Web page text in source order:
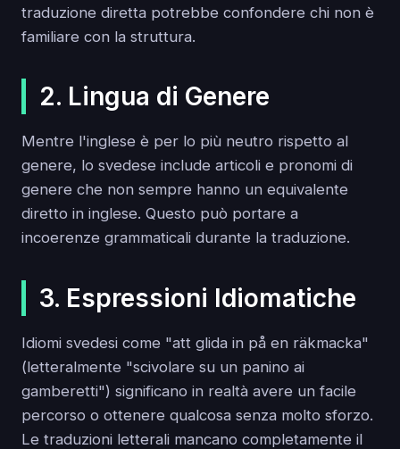
traduzione diretta potrebbe confondere chi non è
familiare con la struttura.
2. Lingua di Genere
Mentre l'inglese è per lo più neutro rispetto al
genere, lo svedese include articoli e pronomi di
genere che non sempre hanno un equivalente
diretto in inglese. Questo può portare a
incoerenze grammaticali durante la traduzione.
3. Espressioni Idiomatiche
Idiomi svedesi come "att glida in på en räkmacka"
(letteralmente "scivolare su un panino ai
gamberetti") significano in realtà avere un facile
percorso o ottenere qualcosa senza molto sforzo.
Le traduzioni letterali mancano completamente il